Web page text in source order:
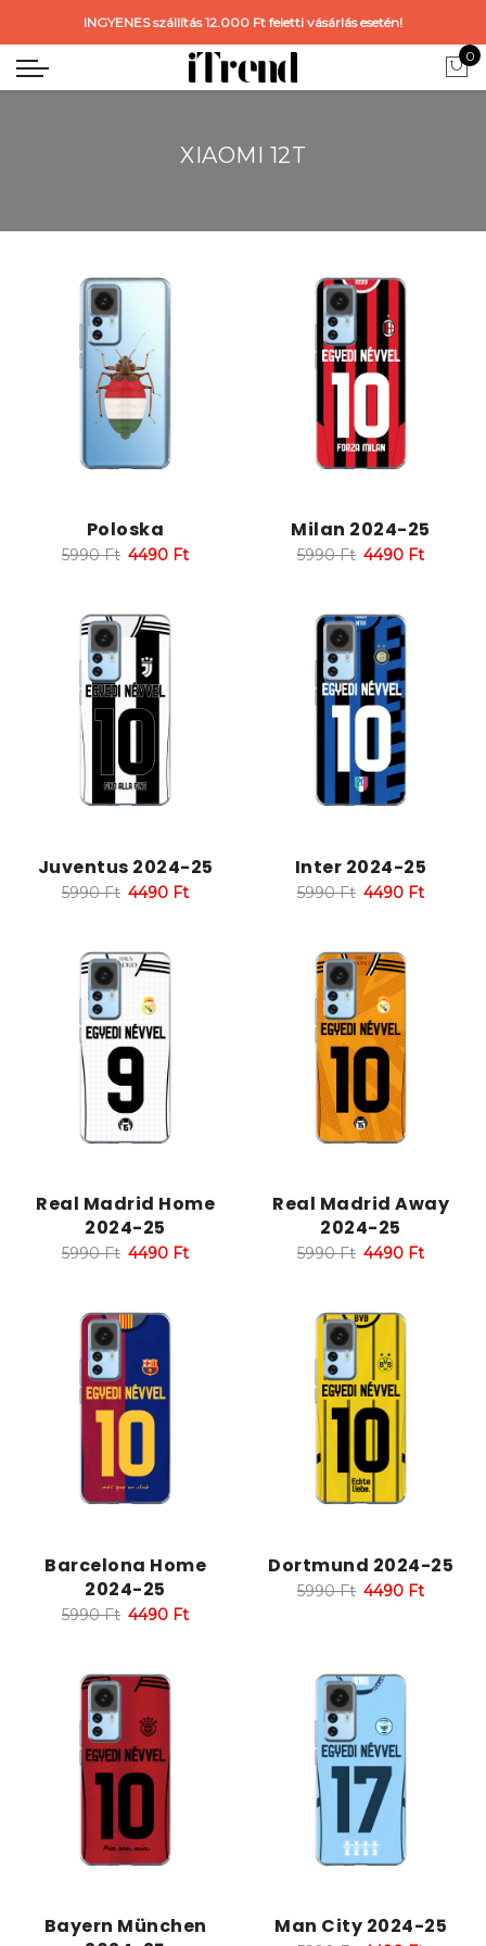
INGYENES szállítás 12.000 Ft feletti vásárlás esetén!
0
XIAOMI 12T
Poloska
5990Ft 4490 Ft
Milan 2024-25
5990Ft 4490 Ft
Juventus 2024-25
5990Ft 4490 Ft
Inter 2024-25
5990Ft 4490 Ft
Real Madrid Home
2024-25
5990Ft 4490 Ft
Real Madrid Away
2024-25
5990Ft 4490 Ft
Barcelona Home
2024-25
5990Ft 4490 Ft
Dortmund 2024-25
5990Ft 4490 Ft
Bayern München
Man City 2024-25